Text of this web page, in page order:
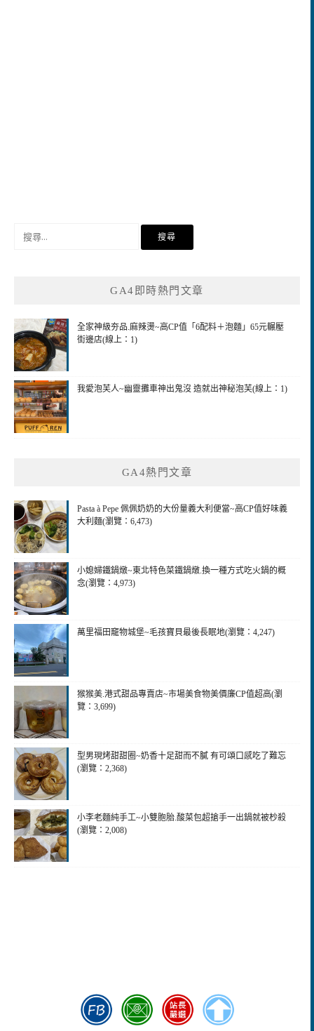
GA4即時熱門文章
全家神級夯品.麻辣燙~高CP值「6配料＋泡麵」65元輾壓
街邊店(線上：1)
我愛泡芙人~幽靈攤車神出鬼沒 造就出神秘泡芙(線上：1)
GA4熱門文章
Pasta à Pepe 佩佩奶奶的大份量義大利便當~高CP值好味義
大利麵(瀏覽：6,473)
小媳婦鐵鍋燉~東北特色菜鐵鍋燉.換一種方式吃火鍋的概
念(瀏覽：4,973)
萬里福田竉物城堡~毛孩寶貝最後長眠地(瀏覽：4,247)
猴猴美.港式甜品專賣店~市場美食物美價廉CP值超高(瀏
覽：3,699)
型男現烤甜甜圈~奶香十足甜而不膩 有可頌口感吃了難忘
(瀏覽：2,368)
小李老麵純手工~小雙胞胎.酸菜包超搶手一出鍋就被杪殺
(瀏覽：2,008)